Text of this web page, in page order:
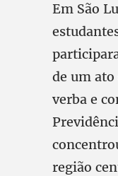
Em São
de um ato
verba e
região